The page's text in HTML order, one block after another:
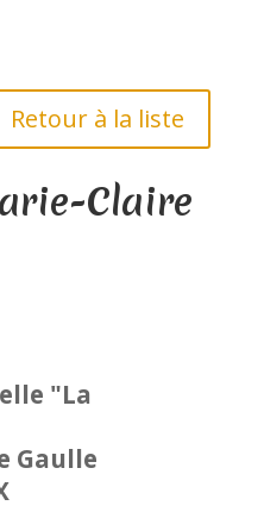
Retour à la liste
Claire
"La
Gaulle